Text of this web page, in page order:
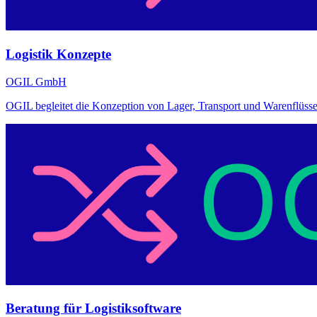
Logistik Konzepte
OGIL GmbH
OGIL begleitet die Konzeption von Lager, Transport und
Beratung für Logistiksoftware